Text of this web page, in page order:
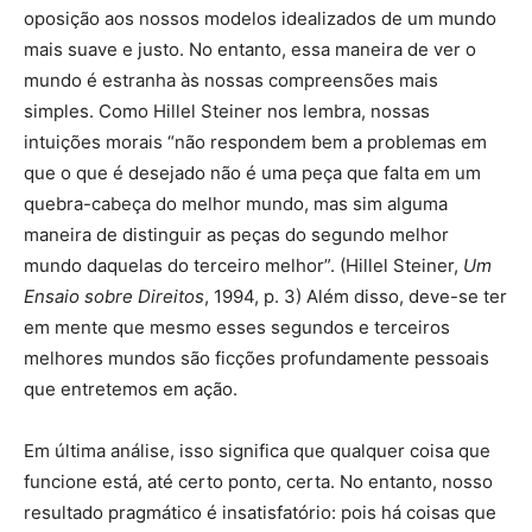
oposição aos nossos modelos idealizados de um mundo
mais suave e justo. No entanto, essa maneira de ver o
mundo é estranha às nossas compreensões mais
simples. Como Hillel Steiner nos lembra, nossas
intuições morais “não respondem bem a problemas em
que o que é desejado não é uma peça que falta em um
quebra-cabeça do melhor mundo, mas sim alguma
maneira de distinguir as peças do segundo melhor
mundo daquelas do terceiro melhor”. (Hillel Steiner, Um
Ensaio sobre Direitos, 1994, p. 3) Além disso, deve-se ter
em mente que mesmo esses segundos e terceiros
melhores mundos são ficções profundamente pessoais
que entretemos em ação.
Em última análise, isso significa que qualquer coisa que
funcione está, até certo ponto, certa. No entanto, nosso
resultado pragmático é insatisfatório: pois há coisas que